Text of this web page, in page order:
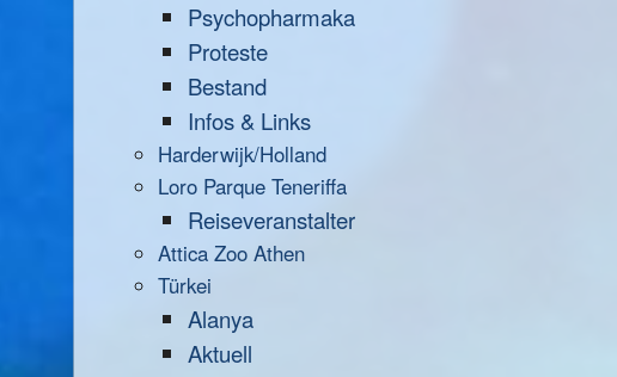
Psychopharmaka
Proteste
Bestand
Infos & Links
Harderwijk/Holland
Loro Parque Teneriffa
Reiseveranstalter
Attica Zoo Athen
Türkei
Alanya
Aktuell